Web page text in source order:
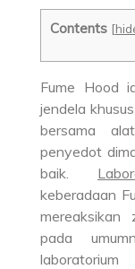
Contents [
Fume Hood
jendela
bersama
penyedot
baik.
keberadaan
mereaksikan
pada